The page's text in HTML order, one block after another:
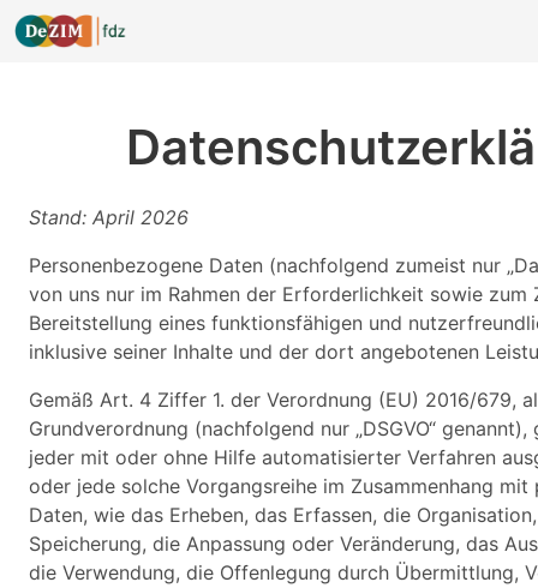
Stand: April 2026
Personenbezogene Daten (nachfolgend zumeist nur
von uns nur im Rahmen der Erforderlichkeit sowie zum
Bereitstellung eines funktionsfähigen und
inklusive seiner Inhalte und der dort angebotenen
Gemäß Art. 4 Ziffer 1. der Verordnung (EU) 2016/679,
Grundverordnung (nachfolgend nur „DSGVO“ genannt),
jeder mit oder ohne Hilfe automatisierter Verfahren
oder jede solche Vorgangsreihe im Zusammenhang mit
Daten, wie das Erheben, das Erfassen, die
Speicherung, die Anpassung oder Veränderung, das
die Verwendung, die Offenlegung durch Übermittlung,